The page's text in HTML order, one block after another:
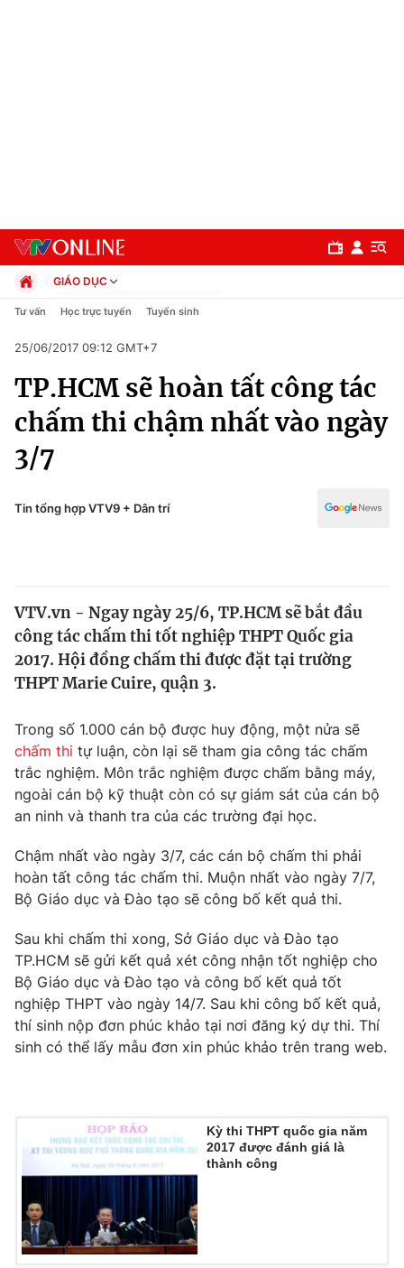
Chuyên mục
Chính trị
Xã hội
Pháp luật
Thế giới
Tin tức
Thế giới đó đây
Câu chuyện quốc tế
Kinh tế
Thị trường
Góc doanh nghiệp
Dữ liệu và đời sống
Truyền hình
Phim VTV
Hậu trường
Nhân vật
Giải sao mai
Giải trí
Điện ảnh
Âm nhạc
Sao
Đời sống
Làm đẹp
Chất lượng cuộc sống
Giáo dục
Tuyển sinh
Học trực tuyến
Công nghệ
Hitech Công nghệ tương lai
Sản phẩm
Giao lưu trực tuyến
Chuyên mục khác
Emagazine Podcast
Photo Infographic
GIÁO DỤC
Chính trị
Pháp luật
Kinh tế
Thể thao
Truyền hình
Công nghệ
Tư vấn Học trực tuyến Tuyển sinh
25/06/2017 09:12 GMT+7
TP.HCM sẽ hoàn tất công tác
chấm thi chậm nhất vào ngày
3/7
Tin tổng hợp VTV9 + Dân trí
VTV.vn - Ngay ngày 25/6, TP.HCM sẽ bắt đầu
công tác chấm thi tốt nghiệp THPT Quốc gia
2017. Hội đồng chấm thi được đặt tại trường
THPT Marie Cuire, quận 3.
Trong số 1.000 cán bộ được huy động, một nửa sẽ
chấm thi tự luận, còn lại sẽ tham gia công tác chấm
trắc nghiệm. Môn trắc nghiệm được chấm bằng máy,
ngoài cán bộ kỹ thuật còn có sự giám sát của cán bộ
an ninh và thanh tra của các trường đại học.
Chậm nhất vào ngày 3/7, các cán bộ chấm thi phải
hoàn tất công tác chấm thi. Muộn nhất vào ngày 7/7,
Bộ Giáo dục và Đào tạo sẽ công bố kết quả thi.
Sau khi chấm thi xong, Sở Giáo dục và Đào tạo
TP.HCM sẽ gửi kết quả xét công nhận tốt nghiệp cho
Bộ Giáo dục và Đào tạo và công bố kết quả tốt
nghiệp THPT vào ngày 14/7. Sau khi công bố kết quả,
thí sinh nộp đơn phúc khảo tại nơi đăng ký dự thi. Thí
sinh có thể lấy mẫu đơn xin phúc khảo trên trang web.
Kỳ thi THPT quốc gia năm
2017 được đánh giá là
thành công